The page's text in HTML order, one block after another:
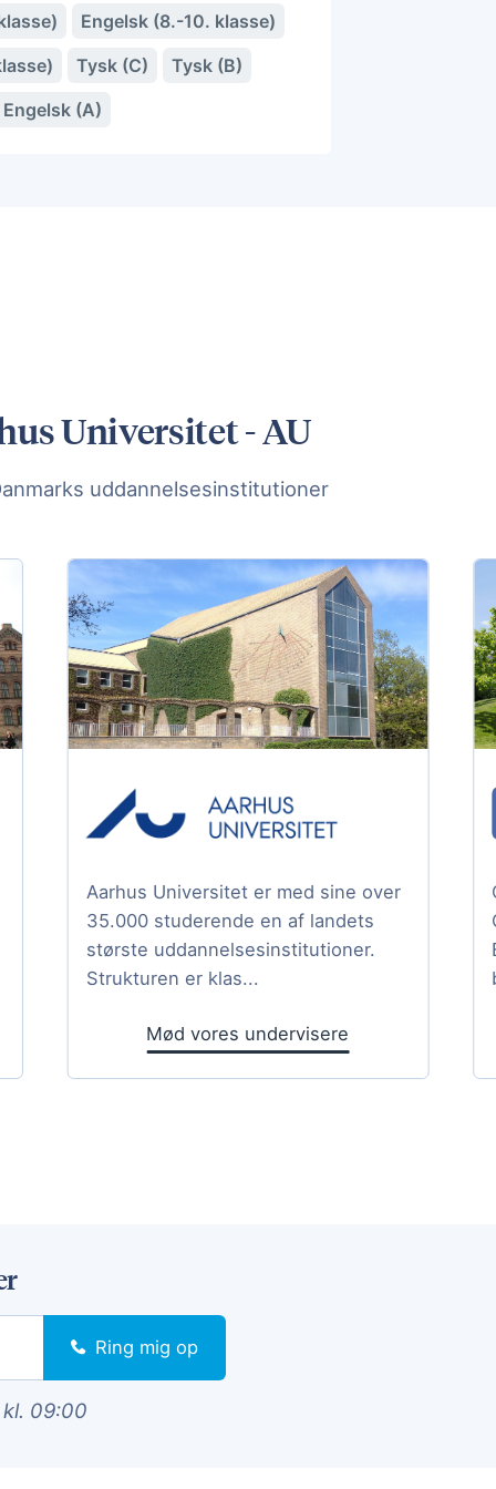
Engelsk (8.-10. klasse)
Tysk (C)
Tysk (B)
Engelsk (A)
Universitet - AU
uddannelsesinstitutioner
Aarhus Universitet er med sine over
35.000 studerende en af landets
største uddannelsesinstitutioner.
Strukturen er klas...
Mød vores undervisere
Ring mig op
09:00